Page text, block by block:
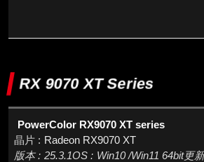
RX 9070 XT Series
PowerColor RX9070 XT series
Radeon RX9070 XT
25.3.1
Win10 /Win11 64bit